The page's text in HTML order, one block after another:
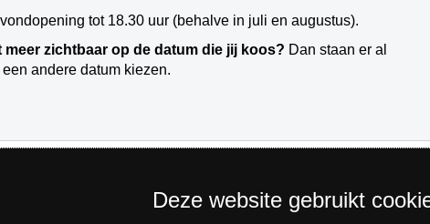
tot 18.30 uur (behalve in juli en augustus).
zichtbaar op de datum die jij koos? Dan staan er al
andere datum kiezen.
Deze website gebruikt